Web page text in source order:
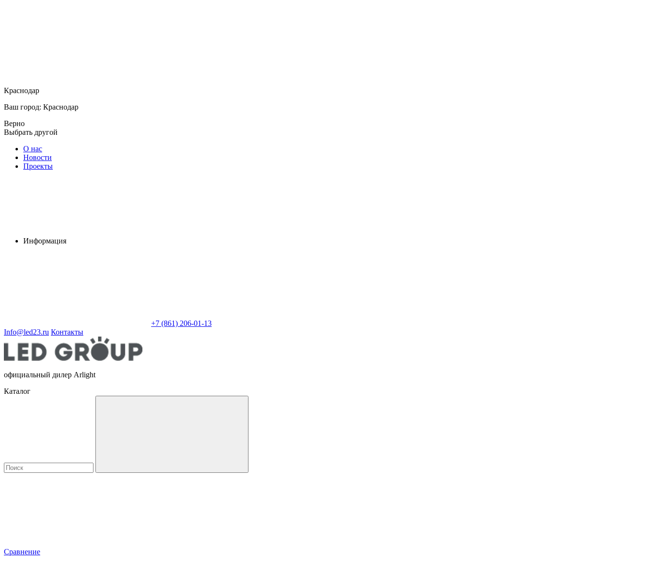
Краснодар
Ваш город: Краснодар
Верно
Выбрать другой
О нас
Новости
Проекты
Информация
+7 (861) 206-01-13
Info@led23.ru Контакты
официальный дилер Arlight
Каталог
Сравнение